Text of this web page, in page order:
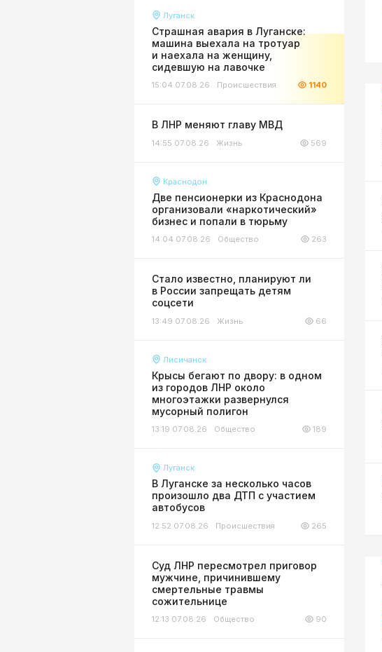
Луганск
Страшная авария в Луганске:
машина выехала на тротуар
и наехала на женщину,
сидевшую на лавочке
15:04 07.08.26 Происшествия 1140
В ЛНР меняют главу МВД
14:55 07.08.26 Жизнь 569
Краснодон
Две пенсионерки из Краснодона
организовали «наркотический»
бизнес и попали в тюрьму
14:04 07.08.26 Общество 263
Стало известно, планируют ли
в России запрещать детям
соцсети
13:49 07.08.26 Жизнь 66
Лисичанск
Крысы бегают по двору: в одном
из городов ЛНР около
многоэтажки развернулся
мусорный полигон
13:19 07.08.26 Общество 189
Луганск
В Луганске за несколько часов
произошло два ДТП с участием
автобусов
12:52 07.08.26 Происшествия 265
Суд ЛНР пересмотрел приговор
мужчине, причинившему
смертельные травмы
сожительнице
12:13 07.08.26 Общество 90